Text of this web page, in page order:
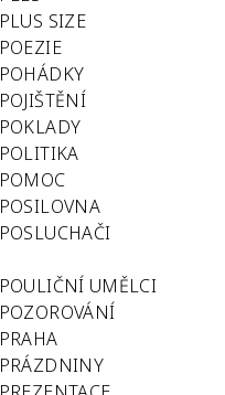
PLUS SIZE
POEZIE
POHÁDKY
POJIŠTĚNÍ
POKLADY
POLITIKA
POMOC
POSILOVNA
POSLUCHAČI
POULIČNÍ UMĚLCI
POZOROVÁNÍ
PRAHA
PRÁZDNINY